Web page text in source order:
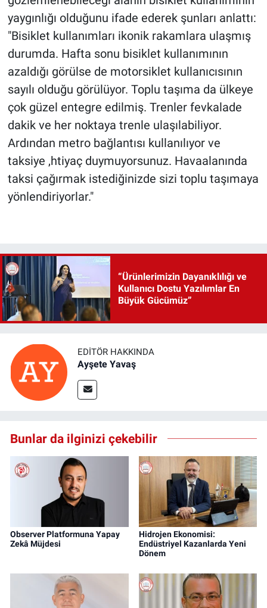
yaygınlığı olduğunu ifade ederek şunları anlattı:
"Bisiklet kullanımları ikonik rakamlara ulaşmış
durumda. Hafta sonu bisiklet kullanımının
azaldığı görülse de motorsiklet kullanıcısının
sayılı olduğu görülüyor. Toplu taşıma da ülkeye
çok güzel entegre edilmiş. Trenler fevkalade
dakik ve her noktaya trenle ulaşılabiliyor.
Ardından metro bağlantısı kullanılıyor ve
taksiye ,htiyaç duymuyorsunuz. Havaalanında
taksi çağırmak istediğinizde sizi toplu taşımaya
yönlendiriyorlar."
“Ürünlerimizin Dayanıklılığı ve
Kullanıcı Dostu Yazılımlar En
Büyük Gücümüz”
EDITÖR HAKKINDA
Ayşete Yavaş
Bunlar da ilginizi çekebilir
Observer Platformuna Yapay
Zekâ Müjdesi
Hidrojen Ekonomisi:
Endüstriyel Kazanlarda Yeni
Dönem